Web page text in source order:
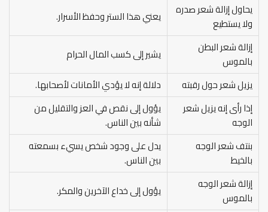
يحاول إزالة شعر صدره
ولا يستطيع
يعني هذا الستر وحفظ الأسرار.
إزالة شعر البطن
بالموس
يشير إلى كسب المال الحرام
يزيل شعر حول رقبته
دلالة إنه لا يؤدي الأمانات لأصحابها.
إذا رأى إنه يزيل شعر
الوجه
يؤول إلى نقص في العز والتقليل من
شأنه بين الناس.
بنتف شعر الوجه
بالخيط
يدل على وجود شخص يسيء بسمعته
بين الناس.
إزالة شعر الوجه
بالموس
يؤول إلى خداع الآخرين والمكر.